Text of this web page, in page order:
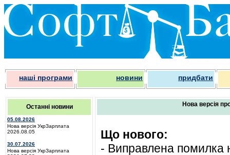
наші програми новини придбати
Останні новини
05.08.2026
Нова версія УкрЗарплата
2026.08.05
30.07.2026
Нова версія УкрЗарплата
Нова версія
Що нового:
- Виправлена помилка